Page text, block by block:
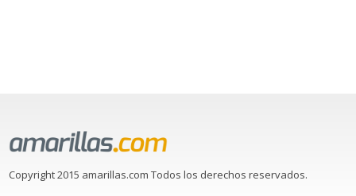
Copyright 2015 amarillas.com Todos los derechos reservados.